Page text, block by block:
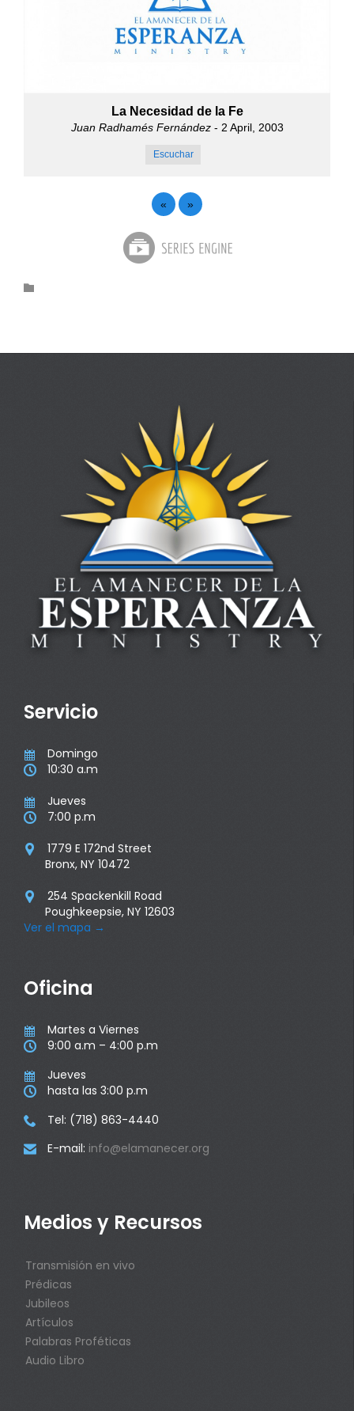
La Necesidad de la Fe
Juan Radhamés Fernández- 2 April, 2003
Escuchar
« »

Servicio
 Domingo
 10:30 a.m
 Jueves
 7:00 p.m

1779 E 172nd Street
Bronx, NY 10472

254 Spackenkill Road
Poughkeepsie, NY 12603
Ver el mapa →
Oficina
 Martes a Viernes
 9:00 a.m – 4:00 p.m
 Jueves
 hasta las 3:00 p.m
 Tel: (718) 863-4440
 E-mail: info@elamanecer.org
Medios y Recursos
Transmisión en vivo
Prédicas
Jubileos
Artículos
Palabras Proféticas
Audio Libro